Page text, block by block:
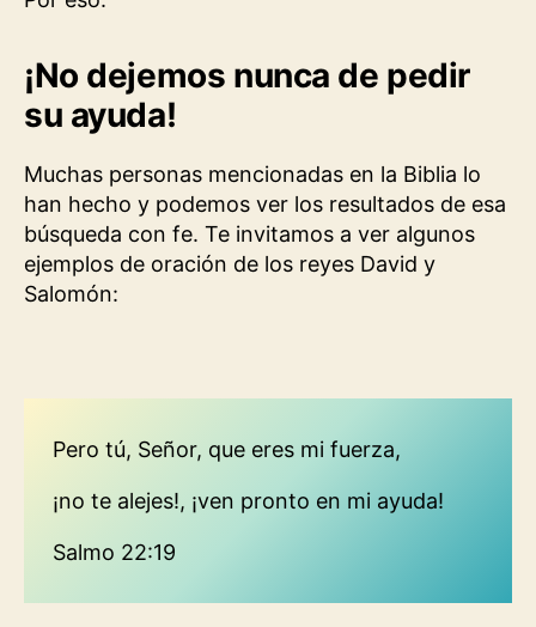
¡No dejemos nunca de pedir
su ayuda!
Muchas personas mencionadas en la Biblia lo
han hecho y podemos ver los resultados de esa
búsqueda con fe. Te invitamos a ver algunos
ejemplos de oración de los reyes David y
Salomón:
Pero tú, Señor, que eres mi fuerza,
¡no te alejes!, ¡ven pronto en mi ayuda!
Salmo 22:19